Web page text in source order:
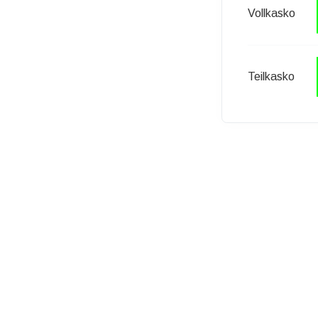
Vollkasko
Teilkasko